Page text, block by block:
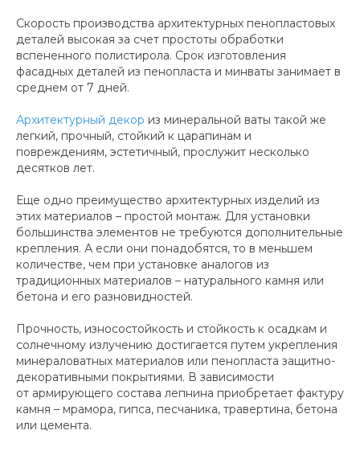
Скорость производства архитектурных пенопластовых
деталей высокая за счет простоты обработки
вспененного полистирола. Срок изготовления
фасадных деталей из пенопласта и минваты занимает в
среднем от 7 дней.
Архитектурный декор из минеральной ваты такой же
легкий, прочный, стойкий к царапинам и
повреждениям, эстетичный, прослужит несколько
десятков лет.
Еще одно преимущество архитектурных изделий из
этих материалов – простой монтаж. Для установки
большинства элементов не требуются дополнительные
крепления. А если они понадобятся, то в меньшем
количестве, чем при установке аналогов из
традиционных материалов – натурального камня или
бетона и его разновидностей.
Прочность, износостойкость и стойкость к осадкам и
солнечному излучению достигается путем укрепления
минераловатных материалов или пенопласта защитно-
декоративными покрытиями. В зависимости
от армирующего состава лепнина приобретает фактуру
камня – мрамора, гипса, песчаника, травертина, бетона
или цемента.